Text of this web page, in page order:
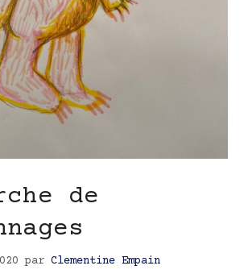
de
par Clementine Empain